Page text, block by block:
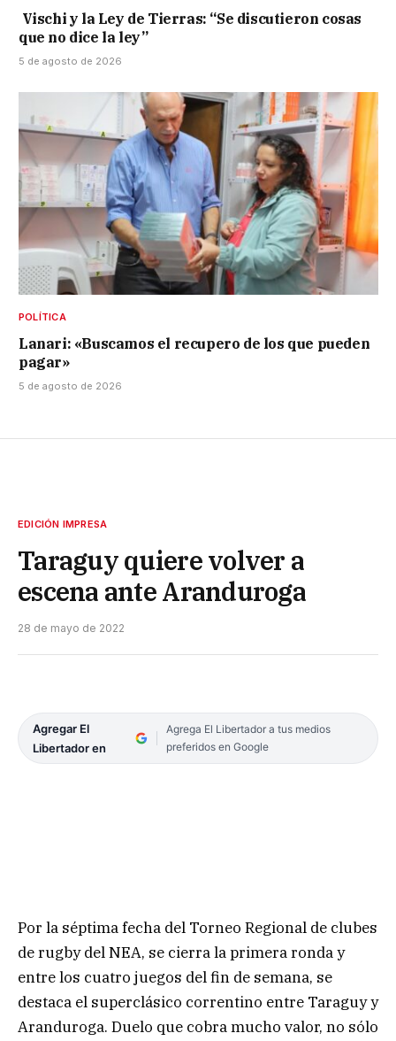
Vischi y la Ley de Tierras: “Se discutieron cosas
que no dice la ley”
5 de agosto de 2026
POLÍTICA
Lanari: «Buscamos el recupero de los que pueden
pagar»
5 de agosto de 2026
EDICIÓN IMPRESA
Taraguy quiere volver a
escena ante Aranduroga
28 de mayo de 2022
Agregar El
Libertador en
Agrega El Libertador a tus medios
preferidos en Google
Por la séptima fecha del Torneo Regional de clubes
de rugby del NEA, se cierra la primera ronda y
entre los cuatro juegos del fin de semana, se
destaca el superclásico correntino entre Taraguy y
Aranduroga. Duelo que cobra mucho valor, no sólo